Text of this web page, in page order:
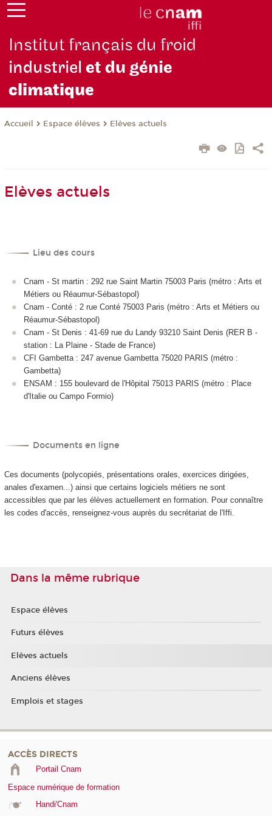
Institut français du froid
industrielet du génie
climatique
Accueil Espace élèves Elèves actuels
Elèves actuels
Lieu des cours
Cnam - St martin : 292 rue Saint Martin 75003 Paris (métro : Arts et
Métiers ou Réaumur-Sébastopol)
Cnam - Conté : 2 rue Conté 75003 Paris (métro : Arts et Métiers ou
Réaumur-Sébastopol)
Cnam - St Denis : 41-69 rue du Landy 93210 Saint Denis (RER B -
station : La Plaine - Stade de France)
CFI Gambetta : 247 avenue Gambetta 75020 PARIS (métro :
Gambetta)
ENSAM : 155 boulevard de l'Hôpital 75013 PARIS (métro : Place
d'Italie ou Campo Formio)
Documents en ligne
Ces documents (polycopiés, présentations orales, exercices dirigées,
anales d'examen...) ainsi que certains logiciels métiers ne sont
accessibles que par les élèves actuellement en formation. Pour connaître
les codes d'accès, renseignez-vous auprès du secrétariat de l'Iffi.
Dans la même rubrique
Espace élèves
Futurs élèves
Elèves actuels
Anciens élèves
Emplois et stages
ACCÈS DIRECTS
Portail Cnam
Espace numérique de formation
Handi'Cnam